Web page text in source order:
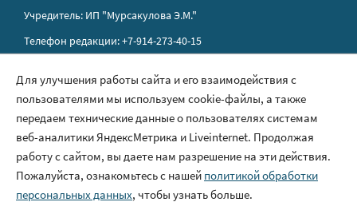
Учредитель: ИП "Мурсакулова Э.М."
Телефон редакции: +7-914-273-40-15
Правила сайта
Политика обработки персональных данных
Размещение рекламы
Контакты
Для улучшения работы сайта и его взаимодействия с
пользователями мы используем cookie-файлы, а также
передаем технические данные о пользователях системам
веб-аналитики ЯндексМетрика и Liveinternet. Продолжая
работу с сайтом, вы даете нам разрешение на эти действия.
Пожалуйста, ознакомьтесь с нашей политикой обработки
персональных данных, чтобы узнать больше.